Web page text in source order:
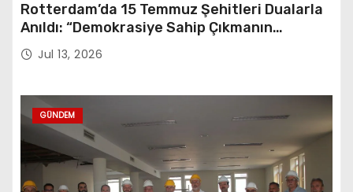
Rotterdam’da 15 Temmuz Şehitleri Dualarla
Anıldı: “Demokrasiye Sahip Çıkmanın
Sembolü”
Jul 13, 2026
GÜNDEM